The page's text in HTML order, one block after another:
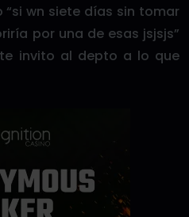
“si wn siete días sin tomar
por una de esas jsjsjs”
invito al depto a lo que